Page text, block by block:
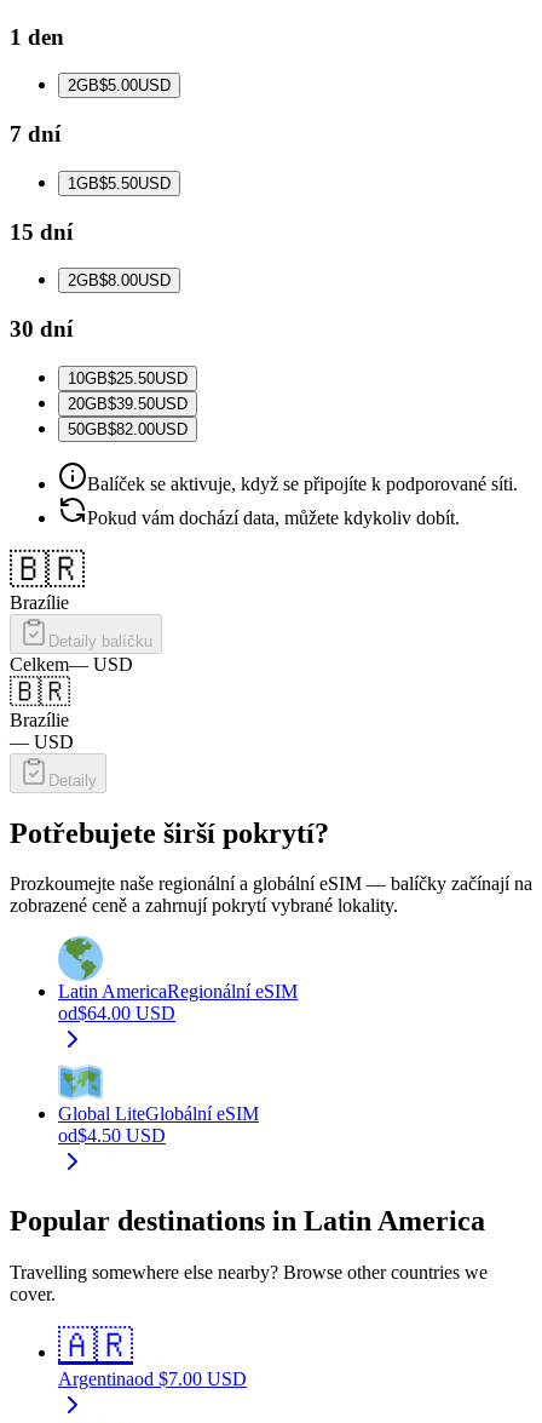
1 den
2GB$5.00USD
7 dní
1 GB$5.50USD
15 dní
2GB$8.00USD
30 dní
10GB$25.50USD
20GB$39.50USD
50GB$82.00USD
Balíček se aktivuje, když se připojíte k podporované síti.
Pokud vám dochází data, můžete kdykoliv dobít.
🇧🇷
Brazílie
Detaily balíčku
Celkem— USD
🇧🇷
Brazílie
— USD
Detaily
Potřebujete širší pokrytí?
Prozkoumejte naše regionální a globální eSIM — balíčky začínají na
zobrazené ceně a zahrnují pokrytí vybrané lokality.
Latin AmericaRegionální eSIM
od$64.00 USD
Global LiteGlobální eSIM
od$4.50 USD
Popular destinations in Latin America
Travelling somewhere else nearby? Browse other countries we
cover.
🇦🇷
Argentinaod $7.00 USD